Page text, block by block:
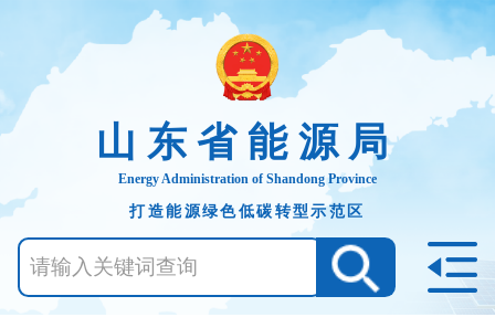
山东省能源局
Energy Administration of Shandong Province
打造能源绿色低碳转型示范区